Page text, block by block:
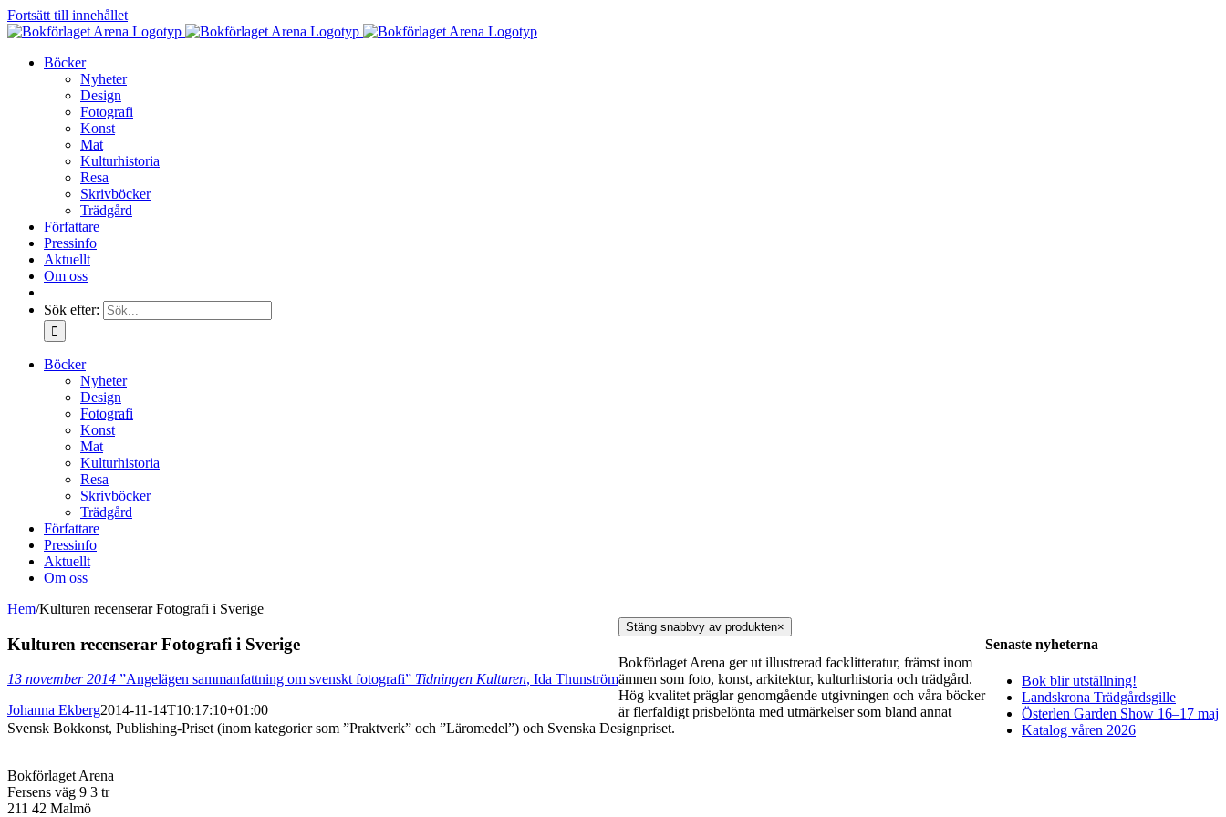
Fortsätt till innehållet
Böcker
Nyheter
Design
Fotografi
Konst
Mat
Kulturhistoria
Resa
Skrivböcker
Trädgård
Författare
Pressinfo
Aktuellt
Om oss
Sök efter:
Böcker
Nyheter
Design
Fotografi
Konst
Mat
Kulturhistoria
Resa
Skrivböcker
Trädgård
Författare
Pressinfo
Aktuellt
Om oss
Hem/Kulturen recenserar Fotografi i Sverige
Kulturen recenserar Fotografi i Sverige
13 november 2014 ”Angelägen sammanfattning om svenskt fotografi” Tidningen Kulturen, Ida Thunström
Johanna Ekberg2014-11-14T10:17:10+01:00
Senaste nyheterna
Bok blir utställning!
Landskrona Trädgårdsgille
Österlen Garden Show 16–17 maj
Katalog våren 2026
Stäng snabbvy av produkten×
Bokförlaget Arena ger ut illustrerad facklitteratur, främst inom
ämnen som foto, konst, arkitektur, kulturhistoria och trädgård.
Hög kvalitet präglar genomgående utgivningen och våra böcker
är flerfaldigt prisbelönta med utmärkelser som bland annat
Svensk Bokkonst, Publishing-Priset (inom kategorier som ”Praktverk” och ”Läromedel”) och Svenska Designpriset.
Bokförlaget Arena
Fersens väg 9 3 tr
211 42 Malmö